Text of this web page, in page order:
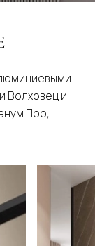
Волховец и
Про,